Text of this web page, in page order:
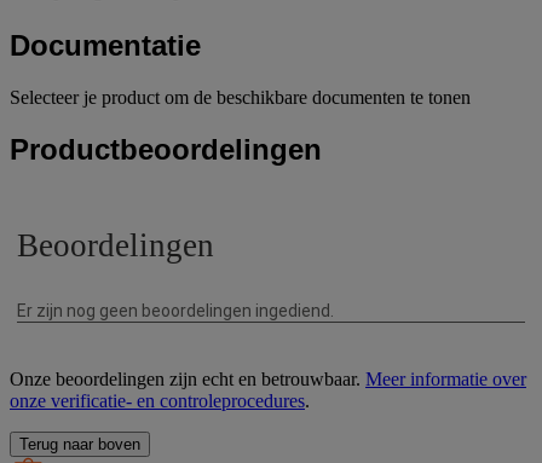
Documentatie
Selecteer je product om de beschikbare documenten te tonen
Productbeoordelingen
Onze beoordelingen zijn echt en betrouwbaar. Meer informatie over
onze verificatie- en controleprocedures.
Terug naar boven